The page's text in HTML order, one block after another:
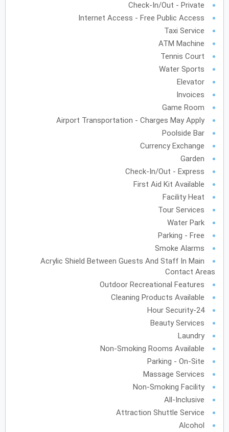
Check-In/Out - Private
Internet Access - Free Public Access
Taxi Service
ATM Machine
Tennis Court
Water Sports
Elevator
Invoices
Game Room
Airport Transportation - Charges May Apply
Poolside Bar
Currency Exchange
Garden
Check-In/Out - Express
First Aid Kit Available
Facility Heat
Tour Services
Water Park
Parking - Free
Smoke Alarms
Acrylic Shield Between Guests And Staff In Main
Contact Areas
Outdoor Recreational Features
Cleaning Products Available
24-Hour Security
Beauty Services
Laundry
Non-Smoking Rooms Available
Parking - On-Site
Massage Services
Non-Smoking Facility
All-Inclusive
Attraction Shuttle Service
Alcohol